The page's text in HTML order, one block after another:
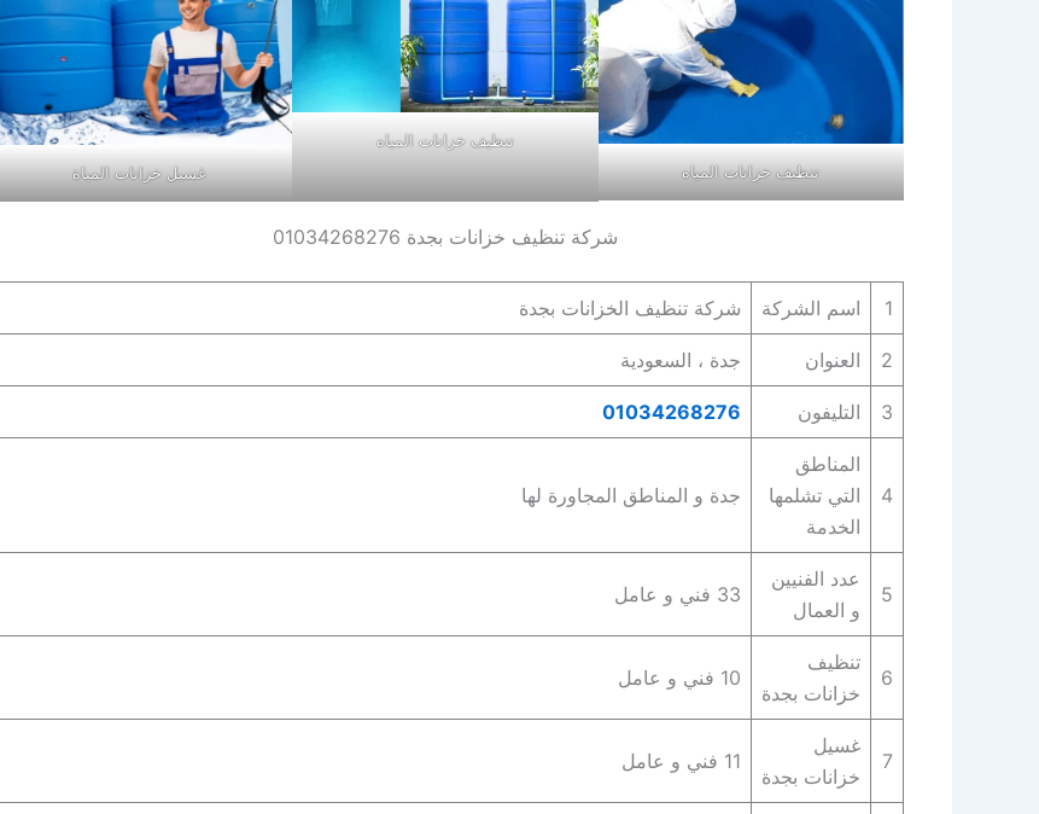
تنظيف خزانات المياه
تنظيف خزانات المياه
غسيل خزانات المياة
شركة تنظيف خزانات بجدة 01034268276
1 اسم الشركة شركة تنظيف الخزانات بجدة
2 العنوان جدة ، السعودية
3 التليفون 01034268276
4
المناطق
التي تشلمها
الخدمة
جدة و المناطق المجاورة لها
5
عدد الفنيين
و العمال
33 فني و عامل
6
تنظيف
خزانات بجدة
10 فني و عامل
7
غسيل
خزانات بجدة
11 فني و عامل